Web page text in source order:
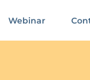
Webinar